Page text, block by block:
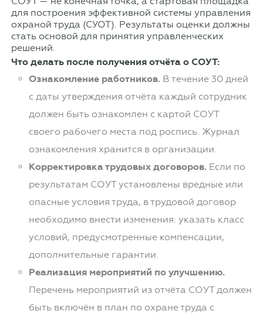
для построения эффективной системы управления
охраной труда (СУОТ). Результаты оценки должны
стать основой для принятия управленческих
решений.
Что делать после получения отчёта о СОУТ:
Ознакомление работников.В течение 30 дней
с даты утверждения отчёта каждый сотрудник
должен быть ознакомлен с картой СОУТ
своего рабочего места под роспись. Журнал
ознакомления хранится в организации.
Корректировка трудовых договоров.Если по
результатам СОУТ установлены вредные или
опасные условия труда, в трудовой договор
необходимо внести изменения: указать класс
условий, предусмотренные компенсации,
дополнительные гарантии.
Реализация мероприятий по улучшению.
Перечень мероприятий из отчёта СОУТ должен
быть включён в план по охране труда с